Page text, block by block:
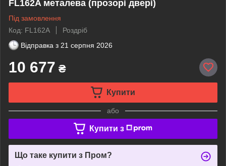
FL162A металева (прозорі двері)
Під замовлення
Код: FL162A
Роздріб
Відправка з 21 серпня 2026
10 677 ₴
Купити
або
Купити з
Що таке купити з Пром?